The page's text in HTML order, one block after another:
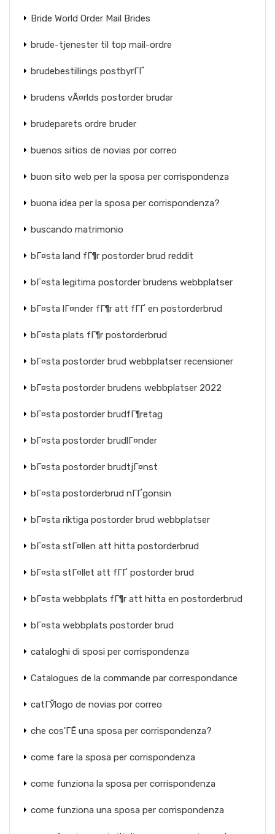
Bride World Order Mail Brides
brude-tjenester til top mail-ordre
brudebestillings postbyrГҐ
brudens vÃ¤rlds postorder brudar
brudeparets ordre bruder
buenos sitios de novias por correo
buon sito web per la sposa per corrispondenza
buona idea per la sposa per corrispondenza?
buscando matrimonio
bГ¤sta land fГ¶r postorder brud reddit
bГ¤sta legitima postorder brudens webbplatser
bГ¤sta lГ¤nder fГ¶r att fГҐ en postorderbrud
bГ¤sta plats fГ¶r postorderbrud
bГ¤sta postorder brud webbplatser recensioner
bГ¤sta postorder brudens webbplatser 2022
bГ¤sta postorder brudfГ¶retag
bГ¤sta postorder brudlГ¤nder
bГ¤sta postorder brudtjГ¤nst
bГ¤sta postorderbrud nГҐgonsin
bГ¤sta riktiga postorder brud webbplatser
bГ¤sta stГ¤llen att hitta postorderbrud
bГ¤sta stГ¤llet att fГҐ postorder brud
bГ¤sta webbplats fГ¶r att hitta en postorderbrud
bГ¤sta webbplats postorder brud
cataloghi di sposi per corrispondenza
Catalogues de la commande par correspondance
catГЎlogo de novias por correo
che cos'ГЁ una sposa per corrispondenza?
come fare la sposa per corrispondenza
come funziona la sposa per corrispondenza
come funziona una sposa per corrispondenza